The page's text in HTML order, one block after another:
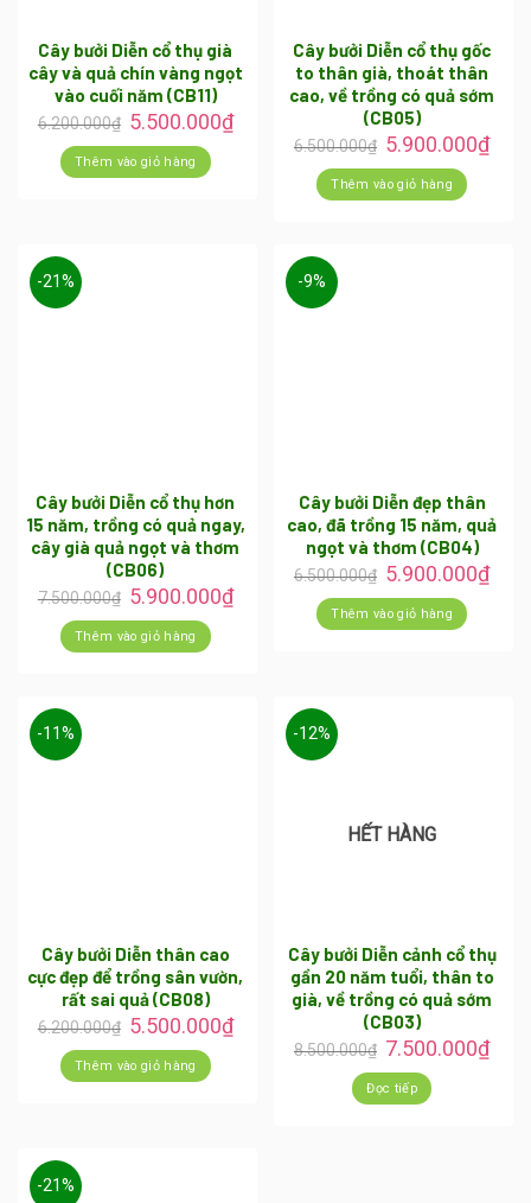
Cây bưởi Diễn cổ thụ già
cây và quả chín vàng ngọt
vào cuối năm (CB11)
6.200.000₫ 5.500.000₫
Thêm vào giỏ hàng
Cây bưởi Diễn cổ thụ gốc
to thân già, thoát thân
cao, về trồng có quả sớm
(CB05)
6.500.000₫ 5.900.000₫
Thêm vào giỏ hàng
-21%
Cây bưởi Diễn cổ thụ hơn
15 năm, trồng có quả ngay,
cây già quả ngọt và thơm
(CB06)
7.500.000₫ 5.900.000₫
Thêm vào giỏ hàng
-9%
Cây bưởi Diễn đẹp thân
cao, đã trồng 15 năm, quả
ngọt và thơm (CB04)
6.500.000₫ 5.900.000₫
Thêm vào giỏ hàng
-11%
Cây bưởi Diễn thân cao
cực đẹp để trồng sân vườn,
rất sai quả (CB08)
6.200.000₫ 5.500.000₫
Thêm vào giỏ hàng
-12%
HẾT HÀNG
Cây bưởi Diễn cảnh cổ thụ
gần 20 năm tuổi, thân to
già, về trồng có quả sớm
(CB03)
8.500.000₫ 7.500.000₫
Đọc tiếp
-21%